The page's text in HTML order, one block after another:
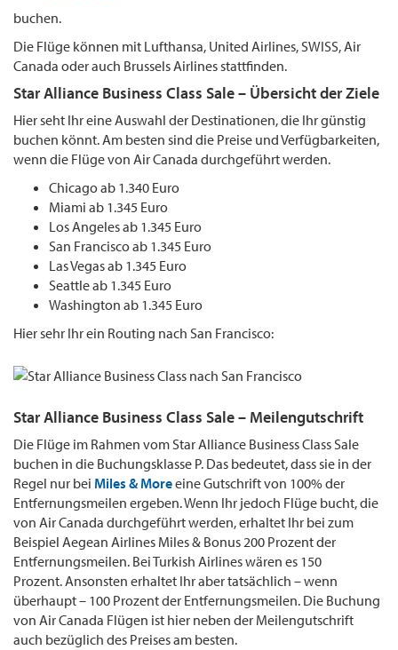
buchen.
Die Flüge können mit Lufthansa, United Airlines, SWISS, Air
Canada oder auch Brussels Airlines stattfinden.
Star Alliance Business Class Sale – Übersicht der Ziele
Hier seht Ihr eine Auswahl der Destinationen, die Ihr günstig
buchen könnt. Am besten sind die Preise und Verfügbarkeiten,
wenn die Flüge von Air Canada durchgeführt werden.
Chicago ab 1.340 Euro
Miami ab 1.345 Euro
Los Angeles ab 1.345 Euro
San Francisco ab 1.345 Euro
Las Vegas ab 1.345 Euro
Seattle ab 1.345 Euro
Washington ab 1.345 Euro
Hier sehr Ihr ein Routing nach San Francisco:
Star Alliance Business Class Sale – Meilengutschrift
Die Flüge im Rahmen vom Star Alliance Business Class Sale
buchen in die Buchungsklasse P. Das bedeutet, dass sie in der
Regel nur bei Miles & Moreeine Gutschrift von 100% der
Entfernungsmeilen ergeben. Wenn Ihr jedoch Flüge bucht, die
von Air Canada durchgeführt werden, erhaltet Ihr bei zum
Beispiel Aegean Airlines Miles & Bonus 200 Prozent der
Entfernungsmeilen. Bei Turkish Airlines wären es 150
Prozent. Ansonsten erhaltet Ihr aber tatsächlich – wenn
überhaupt – 100 Prozent der Entfernungsmeilen. Die Buchung
von Air Canada Flügen ist hier neben der Meilengutschrift
auch bezüglich des Preises am besten.